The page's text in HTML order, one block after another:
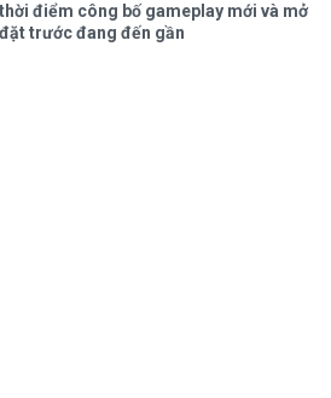
thời điểm công bố gameplay mới và mở
đặt trước đang đến gần